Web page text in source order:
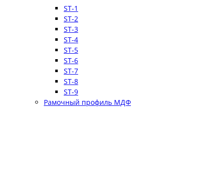
ST-1
ST-2
ST-3
ST-4
ST-5
ST-6
ST-7
ST-8
ST-9
Рамочный профиль МДФ